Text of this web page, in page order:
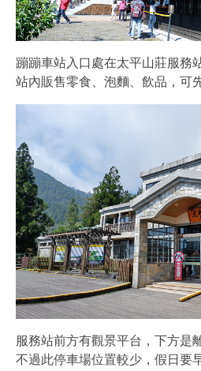
蹦蹦車站入口處在太平山莊服務
站內販售零食、泡麵、飲品，可
服務站前方有觀景平台，下方是
不過此停車場位置較少，假日要